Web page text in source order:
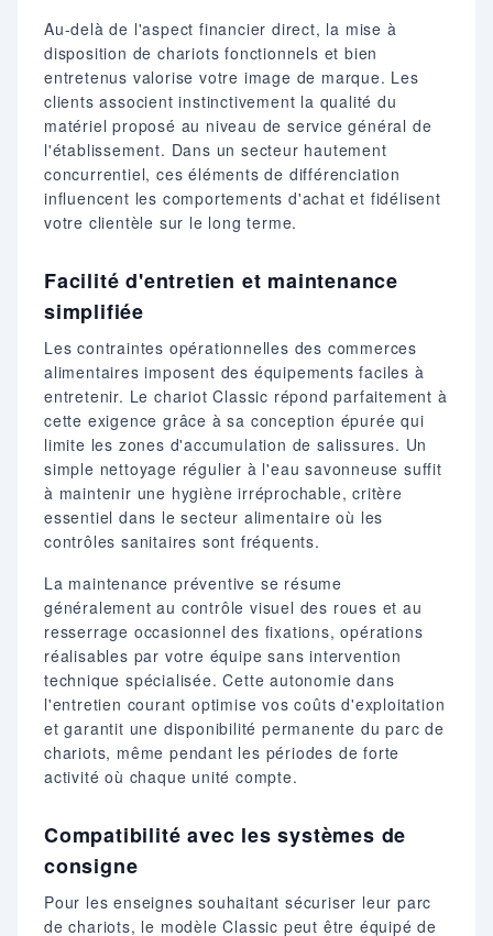
Au-delà de l'aspect financier direct, la mise à
disposition de chariots fonctionnels et bien
entretenus valorise votre image de marque. Les
clients associent instinctivement la qualité du
matériel proposé au niveau de service général de
l'établissement. Dans un secteur hautement
concurrentiel, ces éléments de différenciation
influencent les comportements d'achat et fidélisent
votre clientèle sur le long terme.
Facilité d'entretien et maintenance
simplifiée
Les contraintes opérationnelles des commerces
alimentaires imposent des équipements faciles à
entretenir. Le chariot Classic répond parfaitement à
cette exigence grâce à sa conception épurée qui
limite les zones d'accumulation de salissures. Un
simple nettoyage régulier à l'eau savonneuse suffit
à maintenir une hygiène irréprochable, critère
essentiel dans le secteur alimentaire où les
contrôles sanitaires sont fréquents.
La maintenance préventive se résume
généralement au contrôle visuel des roues et au
resserrage occasionnel des fixations, opérations
réalisables par votre équipe sans intervention
technique spécialisée. Cette autonomie dans
l'entretien courant optimise vos coûts d'exploitation
et garantit une disponibilité permanente du parc de
chariots, même pendant les périodes de forte
activité où chaque unité compte.
Compatibilité avec les systèmes de
consigne
Pour les enseignes souhaitant sécuriser leur parc
de chariots, le modèle Classic peut être équipé de